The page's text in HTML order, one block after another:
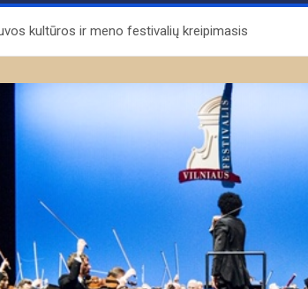
kultūros ir meno festivalių kreipimasis